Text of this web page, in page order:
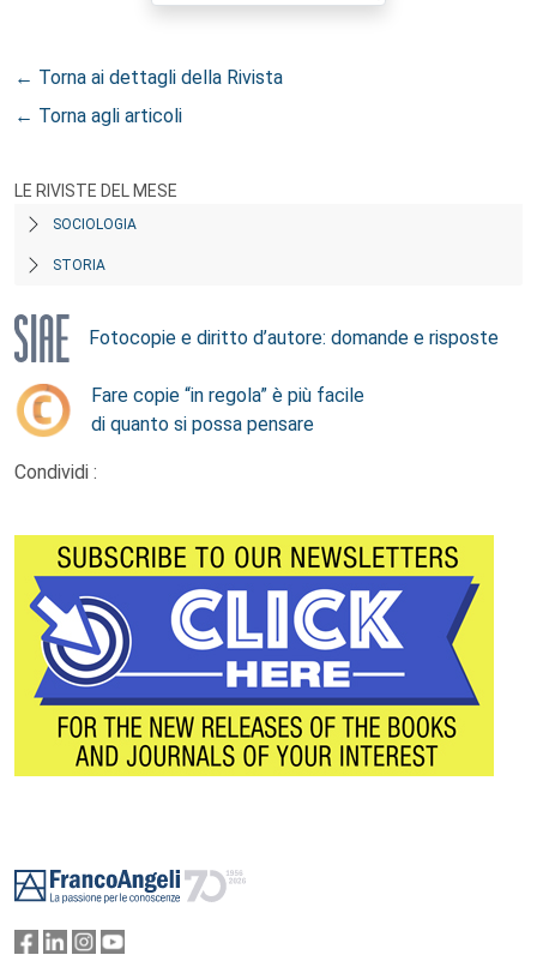
← Torna ai dettagli della Rivista
← Torna agli articoli
LE RIVISTE DEL MESE
SOCIOLOGIA
STORIA
Fotocopie e diritto d’autore: domande e risposte
Fare copie “in regola” è più facile
di quanto si possa pensare
Condividi :